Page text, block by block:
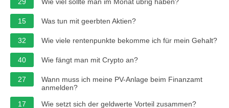
15 Was tun mit geerbten Aktien?
32 Wie viele rentenpunkte bekomme ich für mein Gehalt?
40 Wie fängt man mit Crypto an?
27
Wann muss ich meine PV-Anlage beim Finanzamt
anmelden?
17
Wie setzt sich der geldwerte Vorteil zusammen?